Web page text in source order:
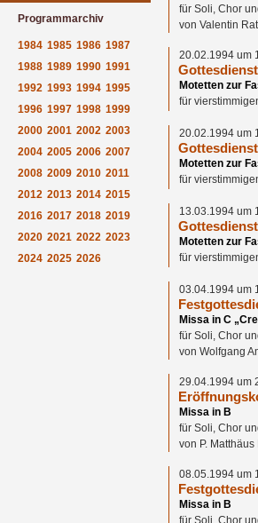
Programmarchiv
1984 1985 1986 1987
1988 1989 1990 1991
1992 1993 1994 1995
1996 1997 1998 1999
2000 2001 2002 2003
2004 2005 2006 2007
2008 2009 2010 2011
2012 2013 2014 2015
2016 2017 2018 2019
2020 2021 2022 2023
2024 2025 2026
für Soli, Chor
von Valentin
20.02.1994 um
Motetten zur
für
20.02.1994 um
Motetten zur
für
13.03.1994 um
Motetten zur
für
03.04.1994 um
Missa in C
für Soli, Chor
von Wolfgang
29.04.1994 um
Missa in B
für Soli, Chor
von P. Matthäus
08.05.1994 um
Missa in B
für Soli, Chor